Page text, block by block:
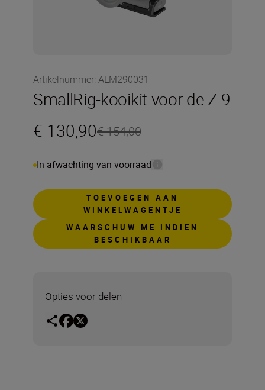
Artikelnummer: ALM290031
SmallRig-kooikit voor de Z 9
€ 130,90€ 154,00
In afwachting van voorraad
TOEVOEGEN AAN
WINKELWAGENTJE
WAARSCHUW ME INDIEN
BESCHIKBAAR
Opties voor delen